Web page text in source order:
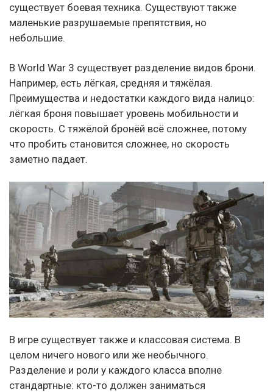
существует боевая техника. Существуют также
маленькие разрушаемые препятствия, но
небольшие.
В World War 3 существует разделение видов брони.
Например, есть лёгкая, средняя и тяжёлая.
Преимущества и недостатки каждого вида налицо:
лёгкая броня повышает уровень мобильности и
скорость. С тяжёлой бронёй всё сложнее, потому
что пробить становится сложнее, но скорость
заметно падает.
В игре существует также и классовая система. В
целом ничего нового или же необычного.
Разделение и роли у каждого класса вполне
стандартные: кто-то должен заниматься